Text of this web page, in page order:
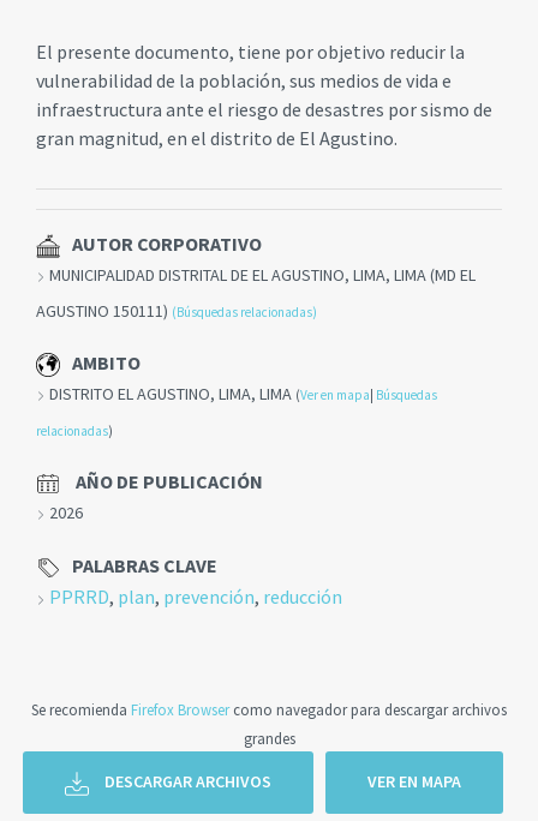
El presente documento, tiene por objetivo reducir la
vulnerabilidad de la población, sus medios de vida e
infraestructura ante el riesgo de desastres por sismo de
gran magnitud, en el distrito de El Agustino.
AUTOR CORPORATIVO
MUNICIPALIDAD DISTRITAL DE EL AGUSTINO, LIMA, LIMA (MD EL
AGUSTINO 150111) (Búsquedas relacionadas)
AMBITO
DISTRITO EL AGUSTINO, LIMA, LIMA (Ver en mapa Búsquedas
relacionadas)
AÑO DE PUBLICACIÓN
2026
PALABRAS CLAVE
PPRRD, plan, prevención, reducción
Se recomienda Firefox Browsercomo navegador para descargar archivos
grandes
DESCARGAR ARCHIVOS VER EN MAPA